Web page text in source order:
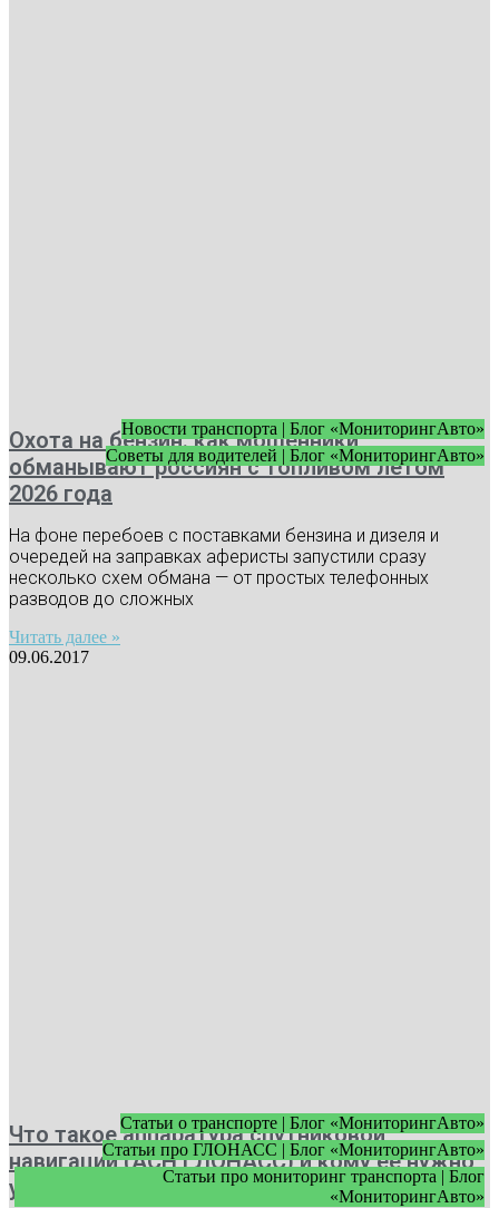
Новости транспорта | Блог «МониторингАвто»
Советы для водителей | Блог «МониторингАвто»
Охота на бензин: как мошенники
обманывают россиян с топливом летом
2026 года
На фоне перебоев с поставками бензина и дизеля и
очередей на заправках аферисты запустили сразу
несколько схем обмана — от простых телефонных
разводов до сложных
Читать далее »
09.06.2017
Статьи о транспорте | Блог «МониторингАвто»
Статьи про ГЛОНАСС | Блог «МониторингАвто»
Статьи про мониторинг транспорта | Блог
«МониторингАвто»
Что такое аппаратура спутниковой
навигации (АСН ГЛОНАСС) и кому ее нужно
устанавливать